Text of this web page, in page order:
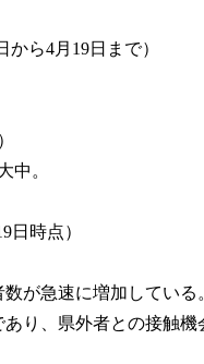
ら4月19日まで）
中。
日時点）
が急速に増加している
り、県外者との接触機